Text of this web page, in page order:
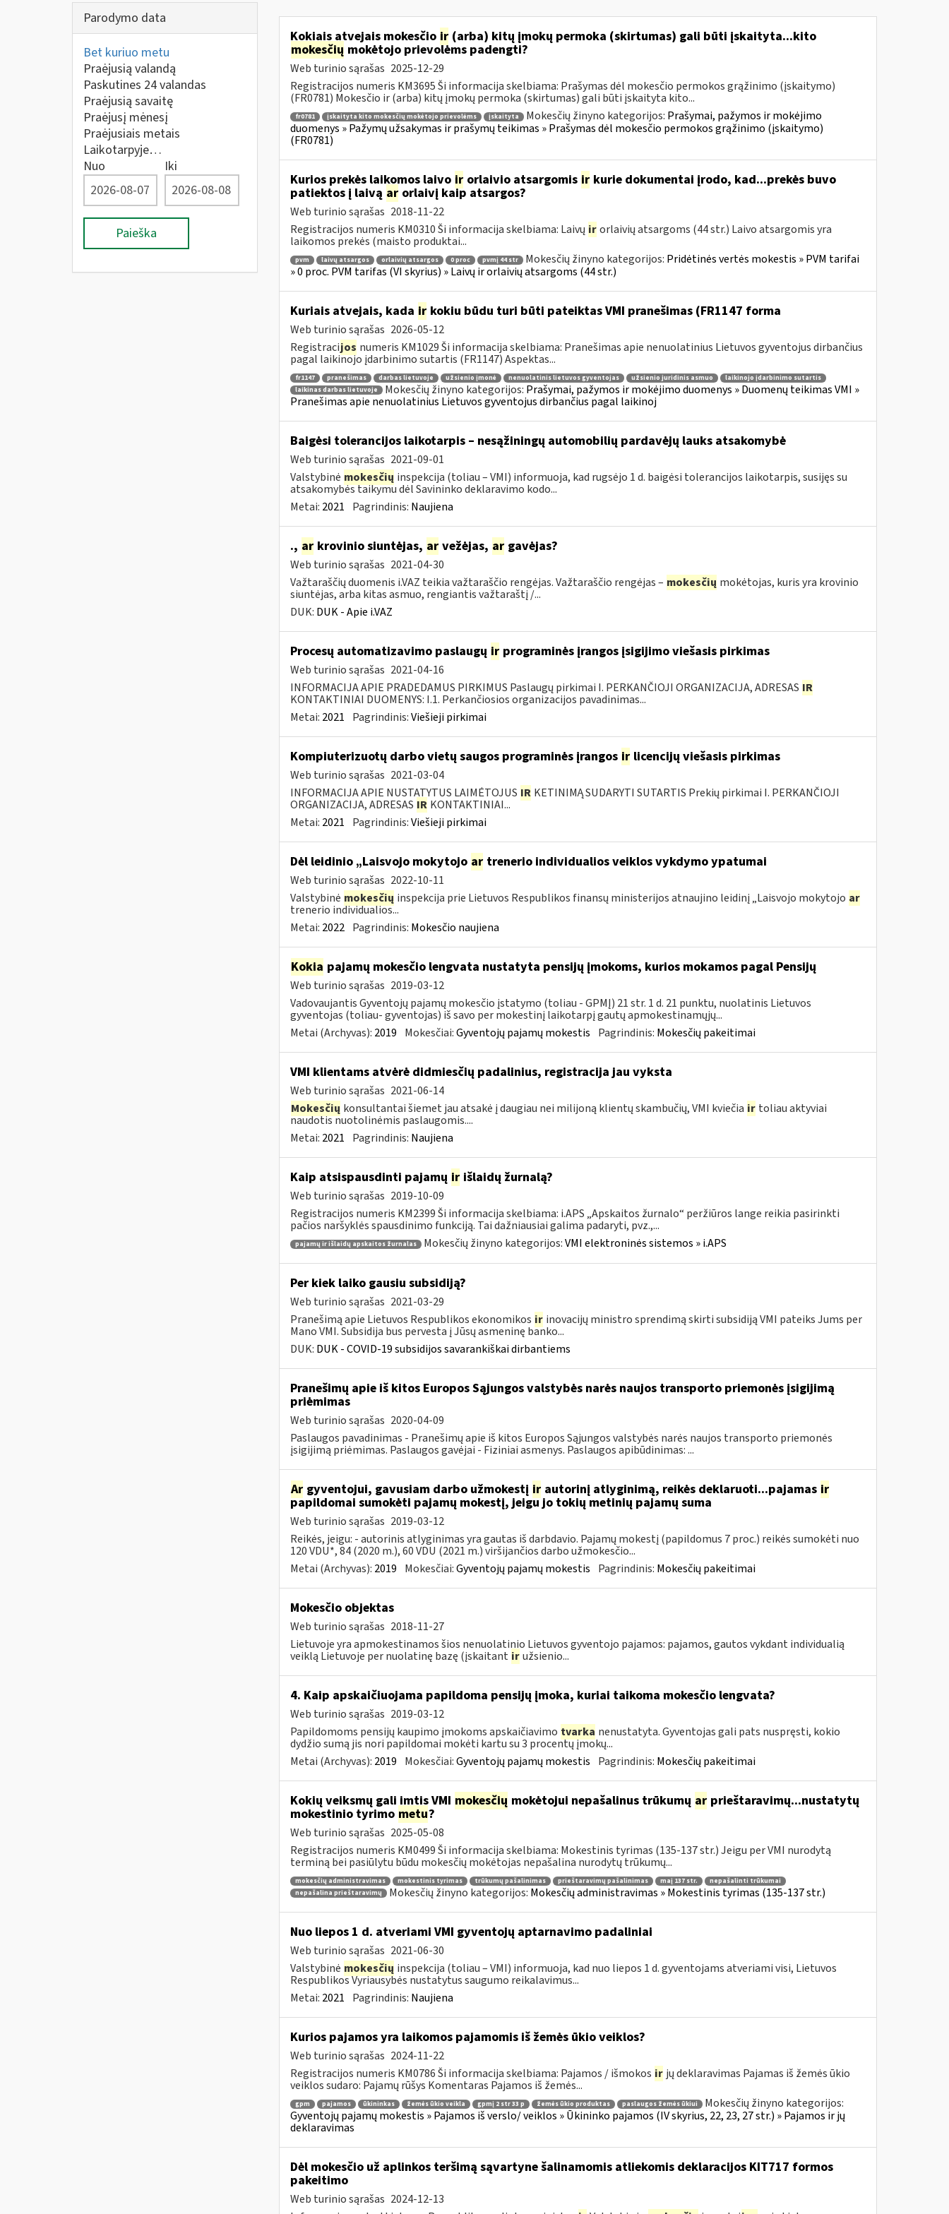
Parodymo data
Bet kuriuo metu
Praėjusią valandą
Paskutines 24 valandas
Praėjusią savaitę
Praėjusį mėnesį
Praėjusiais metais
Laikotarpyje…
Nuo
Iki
Paieška
Kokiais atvejais mokesčio ir(arba) kitų įmokų permoka (skirtumas) gali būti įskaityta...kito
mokesčių mokėtojo prievolėms padengti?
Web turinio sąrašas 2025-12-29
Registracijos numeris KM3695 Ši informacija skelbiama: Prašymas dėl mokesčio permokos grąžinimo (įskaitymo)
(FR0781) Mokesčio ir (arba) kitų įmokų permoka (skirtumas) gali būti įskaityta kito...
fr0781 įskaityta kito mokesčių mokėtojo prievolėms įskaityta Mokesčių žinyno kategorijos: Prašymai, pažymos ir mokėjimo
duomenys » Pažymų užsakymas ir prašymų teikimas » Prašymas dėl mokesčio permokos grąžinimo (įskaitymo)
(FR0781)
Kurios prekės laikomos laivo irorlaivio atsargomis irkurie dokumentai įrodo, kad...prekės buvo
patiektos į laivą arorlaivį kaip atsargos?
Web turinio sąrašas 2018-11-22
Registracijos numeris KM0310 Ši informacija skelbiama: Laivų ir orlaivių atsargoms (44 str.) Laivo atsargomis yra
laikomos prekės (maisto produktai...
pvm laivų atsargos orlaivių atsargos 0 proc pvmį 44 str Mokesčių žinyno kategorijos: Pridėtinės vertės mokestis » PVM tarifai
» 0 proc. PVM tarifas (VI skyrius) » Laivų ir orlaivių atsargoms (44 str.)
Kuriais atvejais, kada irkokiu būdu turi būti pateiktas VMI pranešimas (FR1147 forma
Web turinio sąrašas 2026-05-12
Registracijos numeris KM1029 Ši informacija skelbiama: Pranešimas apie nenuolatinius Lietuvos gyventojus dirbančius
pagal laikinojo įdarbinimo sutartis (FR1147) Aspektas...
fr1147 pranešimas darbas lietuvoje užsienio įmonė nenuolatinis lietuvos gyventojas užsienio juridinis asmuo
laikinojo įdarbinimo sutartis
laikinas darbas lietuvoje
Mokesčių žinyno kategorijos: Prašymai, pažymos ir mokėjimo duomenys » Duomenų teikimas VMI »
Pranešimas apie nenuolatinius Lietuvos gyventojus dirbančius pagal laikinoj
Baigėsi tolerancijos laikotarpis – nesąžiningų automobilių pardavėjų lauks atsakomybė
Web turinio sąrašas 2021-09-01
Valstybinė mokesčių inspekcija (toliau – VMI) informuoja, kad rugsėjo 1 d. baigėsi tolerancijos laikotarpis, susijęs su
atsakomybės taikymu dėl Savininko deklaravimo kodo...
Metai: 2021 Pagrindinis: Naujiena
., arkrovinio siuntėjas, arvežėjas, argavėjas?
Web turinio sąrašas 2021-04-30
Važtaraščių duomenis i.VAZ teikia važtaraščio rengėjas. Važtaraščio rengėjas – mokesčių mokėtojas, kuris yra krovinio
siuntėjas, arba kitas asmuo, rengiantis važtaraštį /...
DUK: DUK - Apie i.VAZ
Procesų automatizavimo paslaugų irprograminės įrangos įsigijimo viešasis pirkimas
Web turinio sąrašas 2021-04-16
INFORMACIJA APIE PRADEDAMUS PIRKIMUS Paslaugų pirkimai I. PERKANČIOJI ORGANIZACIJA, ADRESAS IR
KONTAKTINIAI DUOMENYS: I.1. Perkančiosios organizacijos pavadinimas...
Metai: 2021 Pagrindinis:Viešieji pirkimai
Kompiuterizuotų darbo vietų saugos programinės įrangos irlicencijų viešasis pirkimas
Web turinio sąrašas 2021-03-04
INFORMACIJA APIE NUSTATYTUS LAIMĖTOJUS IR KETINIMĄ SUDARYTI SUTARTIS Prekių pirkimai I. PERKANČIOJI
ORGANIZACIJA, ADRESAS IR KONTAKTINIAI...
Metai: 2021 Pagrindinis:Viešieji pirkimai
Dėl leidinio „Laisvojo mokytojo artrenerio individualios veiklos vykdymo ypatumai
Web turinio sąrašas 2022-10-11
Valstybinė mokesčių inspekcija prie Lietuvos Respublikos finansų ministerijos atnaujino leidinį „Laisvojo mokytojo ar
trenerio individualios...
Metai: 2022 Pagrindinis: Mokesčio naujiena
Kokia pajamų mokesčio lengvata nustatyta pensijų įmokoms, kurios mokamos pagal Pensijų
Web turinio sąrašas 2019-03-12
Vadovaujantis Gyventojų pajamų mokesčio įstatymo (toliau - GPMĮ) 21 str. 1 d. 21 punktu, nuolatinis Lietuvos
gyventojas (toliau- gyventojas) iš savo per mokestinį laikotarpį gautų apmokestinamųjų...
Metai (Archyvas): 2019 Mokesčiai:Gyventojų pajamų mokestis Pagrindinis: Mokesčių pakeitimai
VMI klientams atvėrė didmiesčių padalinius, registracija jau vyksta
Web turinio sąrašas 2021-06-14
Mokesčių konsultantai šiemet jau atsakė į daugiau nei milijoną klientų skambučių, VMI kviečia ir toliau aktyviai
naudotis nuotolinėmis paslaugomis....
Metai: 2021 Pagrindinis: Naujiena
Kaip atsispausdinti pajamų irišlaidų žurnalą?
Web turinio sąrašas 2019-10-09
Registracijos numeris KM2399 Ši informacija skelbiama: i.APS „Apskaitos žurnalo“ peržiūros lange reikia pasirinkti
pačios naršyklės spausdinimo funkciją. Tai dažniausiai galima padaryti, pvz.,...
pajamų ir išlaidų apskaitos žurnalas Mokesčių žinyno kategorijos:VMI elektroninės sistemos » i.APS
Per kiek laiko gausiu subsidiją?
Web turinio sąrašas 2021-03-29
Pranešimą apie Lietuvos Respublikos ekonomikos ir inovacijų ministro sprendimą skirti subsidiją VMI pateiks Jums per
Mano VMI. Subsidija bus pervesta į Jūsų asmeninę banko...
DUK: DUK - COVID-19 subsidijos savarankiškai dirbantiems
Pranešimų apie iš kitos Europos Sąjungos valstybės narės naujos transporto priemonės įsigijimą
priėmimas
Web turinio sąrašas 2020-04-09
Paslaugos pavadinimas - Pranešimų apie iš kitos Europos Sąjungos valstybės narės naujos transporto priemonės
įsigijimą priėmimas. Paslaugos gavėjai - Fiziniai asmenys. Paslaugos apibūdinimas: ...
Argyventojui, gavusiam darbo užmokestį irautorinį atlyginimą, reikės deklaruoti...pajamas ir
papildomai sumokėti pajamų mokestį, jeigu jo tokių metinių pajamų suma
Web turinio sąrašas 2019-03-12
Reikės, jeigu: - autorinis atlyginimas yra gautas iš darbdavio. Pajamų mokestį (papildomus 7 proc.) reikės sumokėti nuo
120 VDU*, 84 (2020 m.), 60 VDU (2021 m.) viršijančios darbo užmokesčio...
Metai (Archyvas): 2019 Mokesčiai:Gyventojų pajamų mokestis Pagrindinis: Mokesčių pakeitimai
Mokesčio objektas
Web turinio sąrašas 2018-11-27
Lietuvoje yra apmokestinamos šios nenuolatinio Lietuvos gyventojo pajamos: pajamos, gautos vykdant individualią
veiklą Lietuvoje per nuolatinę bazę (įskaitant ir užsienio...
4. Kaip apskaičiuojama papildoma pensijų įmoka, kuriai taikoma mokesčio lengvata?
Web turinio sąrašas 2019-03-12
Papildomoms pensijų kaupimo įmokoms apskaičiavimo tvarka nenustatyta. Gyventojas gali pats nuspręsti, kokio
dydžio sumą jis nori papildomai mokėti kartu su 3 procentų įmokų...
Metai (Archyvas): 2019 Mokesčiai:Gyventojų pajamų mokestis Pagrindinis: Mokesčių pakeitimai
Kokių veiksmų gali imtis VMI mokesčių mokėtojui nepašalinus trūkumų arprieštaravimų...nustatytų
mokestinio tyrimo metu?
Web turinio sąrašas 2025-05-08
Registracijos numeris KM0499 Ši informacija skelbiama: Mokestinis tyrimas (135-137 str.) Jeigu per VMI nurodytą
terminą bei pasiūlytu būdu mokesčių mokėtojas nepašalina nurodytų trūkumų...
mokesčių administravimas mokestinis tyrimas trūkumų pašalinimas prieštaravimų pašalinimas maį 137 str.
nepašalinti trūkumai
nepašalina prieštaravimų
Mokesčių žinyno kategorijos: Mokesčių administravimas » Mokestinis tyrimas (135-137 str.)
Nuo liepos 1 d. atveriami VMI gyventojų aptarnavimo padaliniai
Web turinio sąrašas 2021-06-30
Valstybinė mokesčių inspekcija (toliau – VMI) informuoja, kad nuo liepos 1 d. gyventojams atveriami visi, Lietuvos
Respublikos Vyriausybės nustatytus saugumo reikalavimus...
Metai: 2021 Pagrindinis: Naujiena
Kurios pajamos yra laikomos pajamomis iš žemės ūkio veiklos?
Web turinio sąrašas 2024-11-22
Registracijos numeris KM0786 Ši informacija skelbiama: Pajamos / išmokos ir jų deklaravimas Pajamas iš žemės ūkio
veiklos sudaro: Pajamų rūšys Komentaras Pajamos iš žemės...
gpm pajamos ūkininkas žemės ūkio veikla gpmį 2 str 33 p žemės ūkio produktas paslaugos žemės ūkiui
Mokesčių žinyno kategorijos:
Gyventojų pajamų mokestis » Pajamos iš verslo/ veiklos » Ūkininko pajamos (IV skyrius, 22, 23, 27 str.) » Pajamos ir jų
deklaravimas
Dėl mokesčio už aplinkos teršimą sąvartyne šalinamomis atliekomis deklaracijos KIT717 formos
pakeitimo
Web turinio sąrašas 2024-12-13